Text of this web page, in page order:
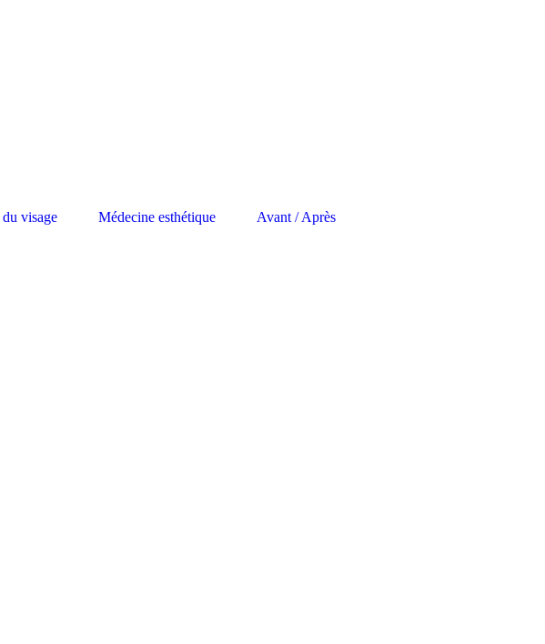
visage Médecine esthétique Avant / Après